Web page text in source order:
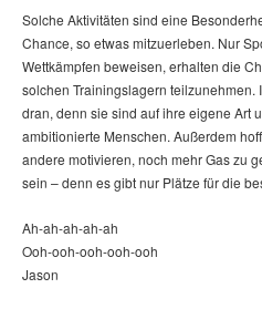
Solche Aktivitäten sind eine
Chance, so etwas mitzuerleben. Nur
Wettkämpfen beweisen, erhalten die
solchen Trainingslagern teilzunehmen.
dran, denn sie sind auf ihre eigene Art
ambitionierte Menschen. Außerdem
andere motivieren, noch mehr Gas zu
sein – denn es gibt nur Plätze für die
Ah-ah-ah-ah-ah
Ooh-ooh-ooh-ooh-ooh
Jason